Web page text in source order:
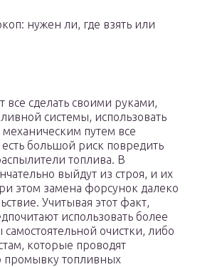
нужен ли, где взять или
все сделать своими руками,
системы, использовать
путем все
есть большой риск повредить
топлива. В
выйдут из строя, и их
этом замена форсунок далеко
Учитывая этот факт,
использовать более
очистки, либо
которые проводят
промывку топливных